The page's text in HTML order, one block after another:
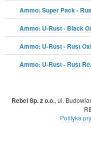
Ammo: Super Pack -
Ammo: U-Rust - Black
Ammo: U-Rust - Rust
Ammo: U-Rust - Rust
Rebel Sp. z o.o., ul.
Polityka